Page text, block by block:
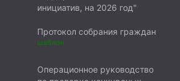
инициатив, на 2026 год"
Протокол собрания граждан
шаблон
Операционное руководство